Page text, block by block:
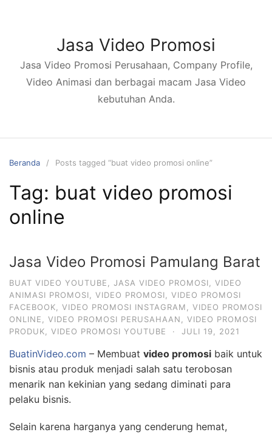
Jasa Video Promosi
Jasa Video Promosi Perusahaan, Company Profile,
Video Animasi dan berbagai macam Jasa Video
kebutuhan Anda.
Beranda Posts tagged “buat video promosi online”
Tag: buat video promosi
online
Jasa Video Promosi Pamulang Barat
BUAT VIDEO YOUTUBE JASA VIDEO PROMOSI
VIDEO
ANIMASI PROMOSI
VIDEO PROMOSI
VIDEO PROMOSI
FACEBOOK
VIDEO PROMOSI INSTAGRAM
VIDEO PROMOSI
ONLINE
VIDEO PROMOSI PERUSAHAAN
VIDEO PROMOSI
PRODUK
VIDEO PROMOSI YOUTUBE · JULI 19, 2021
BuatinVideo.com – Membuat video promosi baik untuk
bisnis atau produk menjadi salah satu terobosan
menarik nan kekinian yang sedang diminati para
pelaku bisnis.
Selain karena harganya yang cenderung hemat,